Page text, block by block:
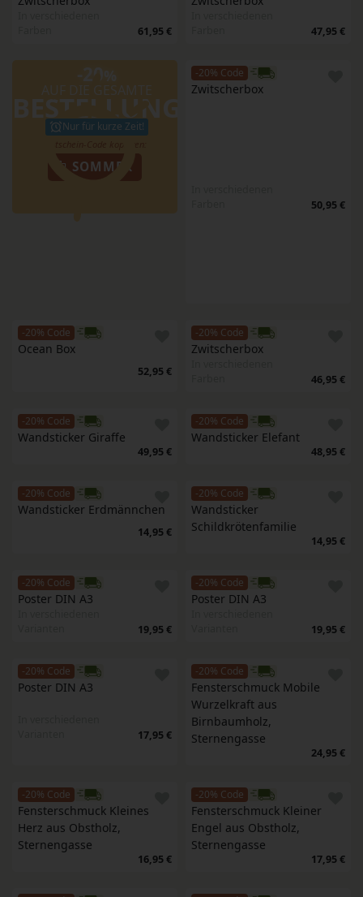
61,95 € 47,95 €
BESTELLUNG
Nur für kurze Zeit!
SOMMER
-20% Code
Zwitscherbox
50,95 €
-20% Code
Ocean Box
52,95 €
-20% Code
Zwitscherbox
46,95 €
-20% Code
Wandsticker Giraffe
49,95 €
-20% Code
Wandsticker Elefant
48,95 €
-20% Code
Wandsticker Erdmännchen
14,95 €
-20% Code
Wandsticker
Schildkrötenfamilie
14,95 €
-20% Code
Poster DIN A3
19,95 €
-20% Code
Poster DIN A3
19,95 €
-20% Code
Poster DIN A3
17,95 €
-20% Code
Fensterschmuck Mobile
Wurzelkraft aus
Birnbaumholz,
Sternengasse
24,95 €
-20% Code
Fensterschmuck Kleines
Herz aus Obstholz,
Sternengasse
16,95 €
-20% Code
Fensterschmuck Kleiner
Engel aus Obstholz,
Sternengasse
17,95 €